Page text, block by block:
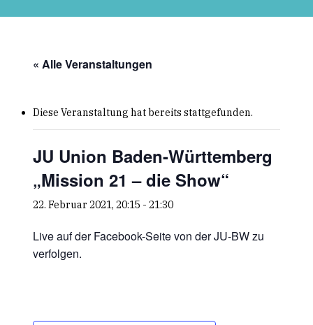
« Alle Veranstaltungen
Diese Veranstaltung hat bereits stattgefunden.
JU Union Baden-Württemberg
„Mission 21 – die Show“
22. Februar 2021, 20:15 - 21:30
Live auf der Facebook-Seite von der JU-BW zu
verfolgen.